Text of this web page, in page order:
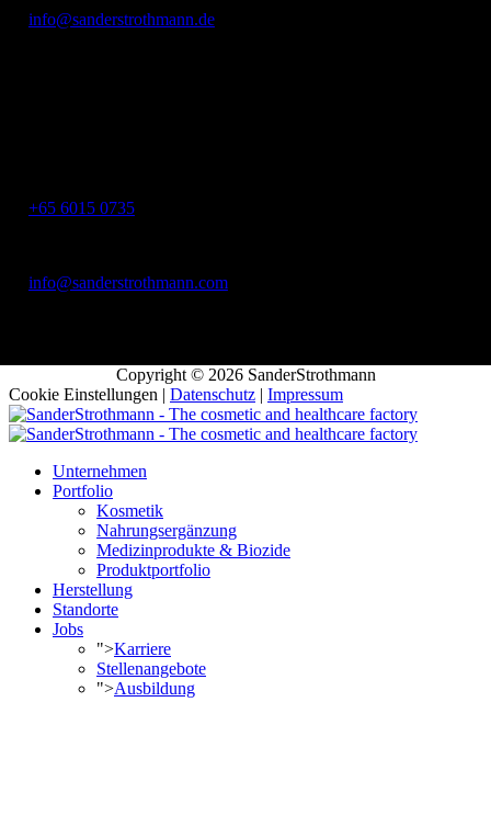
info@sanderstrothmann.de
+65 6015 0735
info@sanderstrothmann.com
Copyright © 2026 SanderStrothmann
Cookie Einstellungen | Datenschutz | Impressum
Unternehmen
Portfolio
Kosmetik
Nahrungsergänzung
Medizinprodukte & Biozide
Produktportfolio
Herstellung
Standorte
Jobs
">Karriere
Stellenangebote
">Ausbildung